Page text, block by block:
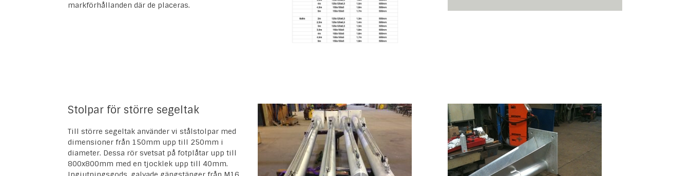
markförhållanden där de placeras.
Stolpar för större segeltak
Till större segeltak använder vi stålstolpar med
dimensioner från 150mm upp till 250mm i
diameter. Dessa rör svetsat på fotplåtar upp till
800x800mm med en tjocklek upp till 40mm.